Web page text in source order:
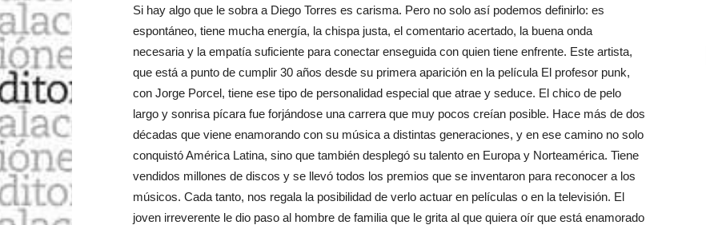
Si hay algo que le sobra a Diego Torres es carisma. Pero no solo así podemos definirlo: es
espontáneo, tiene mucha energía, la chispa justa, el comentario acertado, la buena onda
necesaria y la empatía suficiente para conectar enseguida con quien tiene enfrente. Este artista,
que está a punto de cumplir 30 años desde su primera aparición en la película El profesor punk,
con Jorge Porcel, tiene ese tipo de personalidad especial que atrae y seduce. El chico de pelo
largo y sonrisa pícara fue forjándose una carrera que muy pocos creían posible. Hace más de dos
décadas que viene enamorando con su música a distintas generaciones, y en ese camino no solo
conquistó América Latina, sino que también desplegó su talento en Europa y Norteamérica. Tiene
vendidos millones de discos y se llevó todos los premios que se inventaron para reconocer a los
músicos. Cada tanto, nos regala la posibilidad de verlo actuar en películas o en la televisión. El
joven irreverente le dio paso al hombre de familia que le grita al que quiera oír que está enamorado